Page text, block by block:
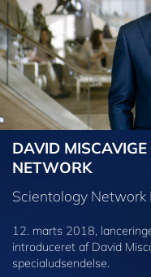
DAVID
NETWORK
Scientology Network
12. marts 2018,
introduceret af David
specialudsendelse.